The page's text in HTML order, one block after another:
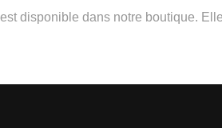
disponible dans notre boutique.